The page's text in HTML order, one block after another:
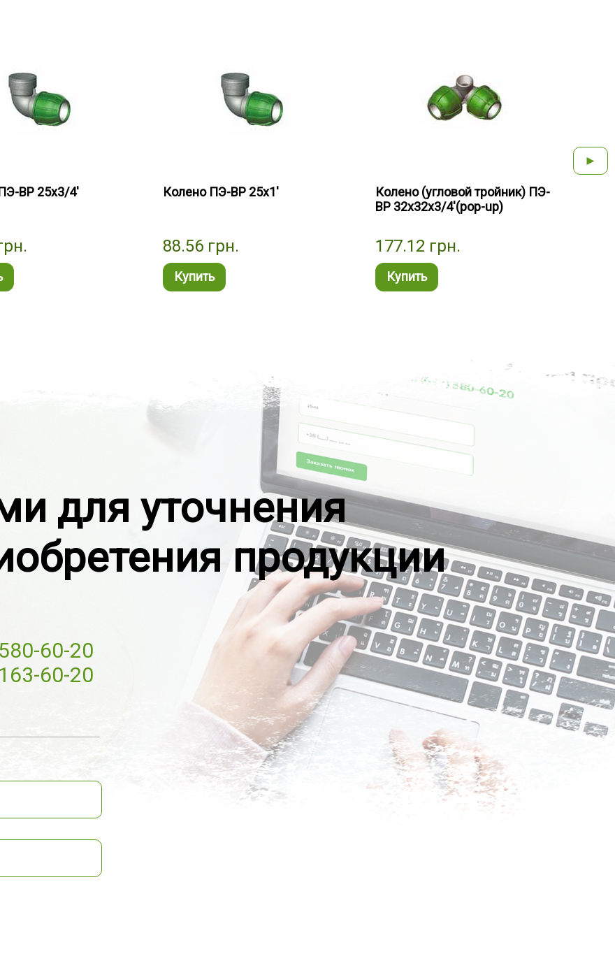
ВР 25x3/4' Колено ПЭ-ВР 25x1'
88.56 грн.
Купить
Колено (угловой тройник) ПЭ-
ВР 32х32х3/4'(рор-up)
177.12 грн.
Купить
►
для уточнения
продукции
60-20
60-20